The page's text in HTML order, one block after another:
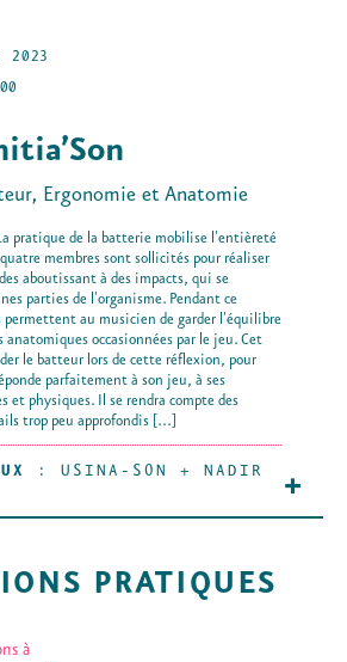
PRATIQUES
à
2023
Ergonomie et Anatomie
pratique de la batterie mobilise l'entièreté
membres sont sollicités pour réaliser
aboutissant à des impacts, qui se
parties de l'organisme. Pendant ce
permettent au musicien de garder l'équilibre
anatomiques occasionnées par le jeu. Cet
le batteur lors de cette réflexion, pour
parfaitement à son jeu, à ses
et physiques. Il se rendra compte des
trop peu approfondis [...]
: USINA-SON + NADIR +